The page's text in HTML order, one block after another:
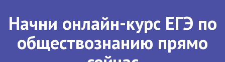
Начни онлайн-курс ЕГЭ по
обществознанию прямо